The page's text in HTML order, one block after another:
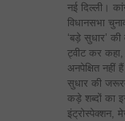
नई दिल्ली।
विधानसभा
‘बड़े सुधार’
ट्वीट कर
अनपेक्षित
सुधार की
कड़े शब्दों का
इंट्रोस्पेक्शन,